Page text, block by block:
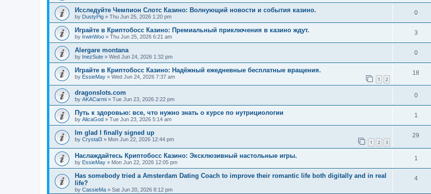
Исследуйте Чемпион Слотс Казино: Волнующий новости и события казино.
by DustyPig » Thu Jun 25, 2026 1:20 pm
0
Играйте в Криптобосс Казино: Премиальный приключения в казино ждут.
by IrwinWoo » Thu Jun 25, 2026 6:21 am
3
Alergare montana
by InezSute » Wed Jun 24, 2026 1:32 pm
0
Играйте в Криптобосс Казино: Надёжный ежедневные бесплатные вращения.
by EssieMay » Wed Jun 24, 2026 7:37 am 1 2
18
dragonslots.com
by AKACarmi » Tue Jun 23, 2026 2:22 pm
0
Путь к здоровью: все, что нужно знать о курсе по нутрициологии
by AlicaGod » Tue Jun 23, 2026 5:14 am
1
Im glad I finally signed up
by Crystal3 » Mon Jun 22, 2026 12:44 pm 1 2 3
29
Наслаждайтесь Криптобосс Казино: Эксклюзивный настольные игры.
by EssieMay » Mon Jun 22, 2026 12:05 pm
1
Has somebody tried a Amsterdam Dating Coach to improve their romantic life both digitally and in real
life?
by CassieMa » Sat Jun 20, 2026 8:12 pm
4